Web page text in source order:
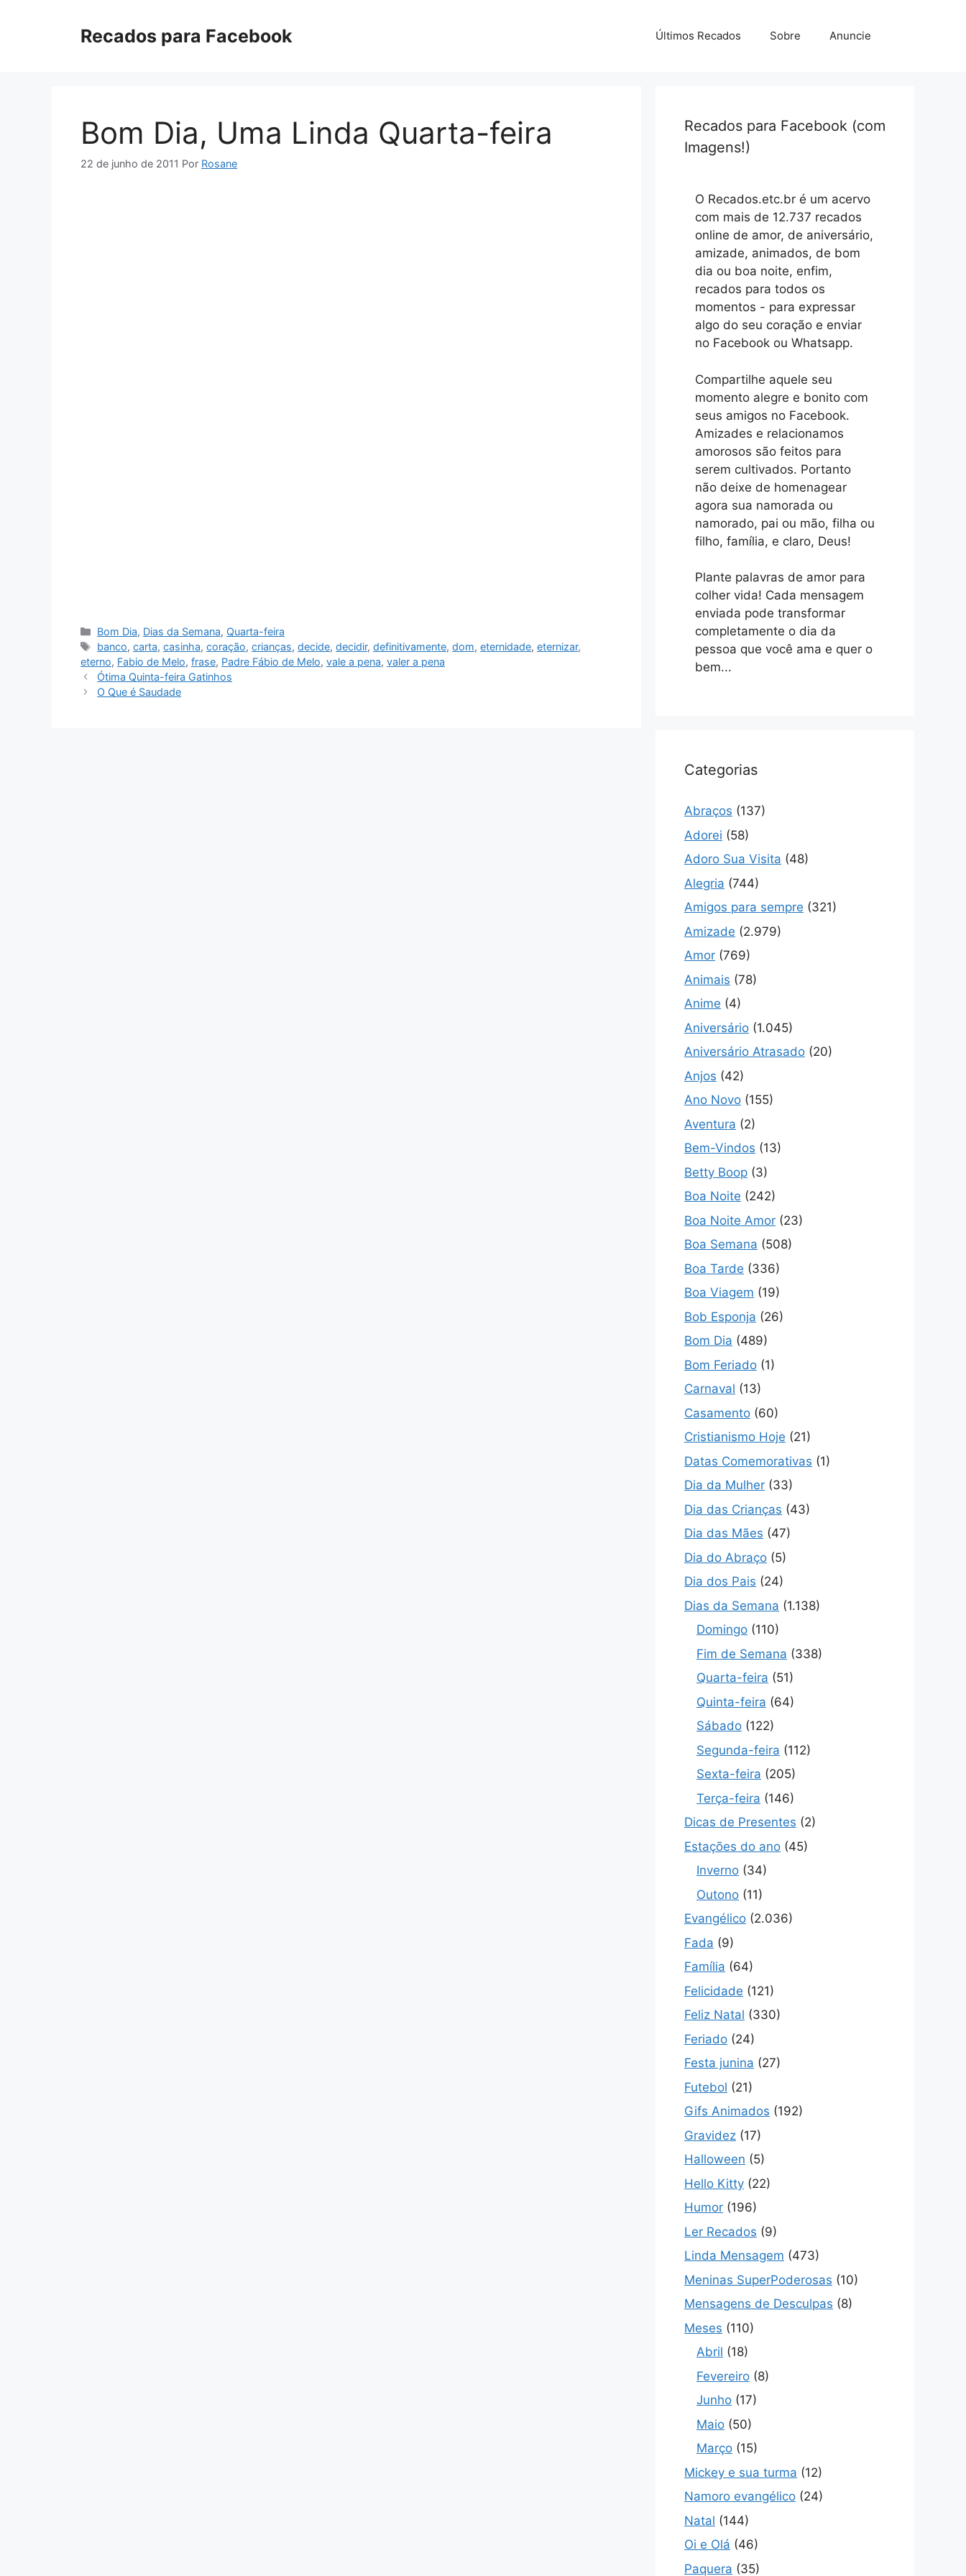
Recados para Facebook Últimos Recados Sobre Anuncie
Bom Dia, Uma Linda Quarta-feira
22 de junho de 2011 Por Rosane
Categorias
Bom Dia, Dias da Semana, Quarta-feira
Tags
banco,carta,casinha,coração,crianças,decide,decidir,definitivamente,dom,eternidade,eternizar,
eterno, Fabio de Melo, frase, Padre Fábio de Melo, vale a pena, valer a pena
Ótima Quinta-feira Gatinhos
O Que é Saudade
Recados para Facebook (com
Imagens!)
O Recados.etc.br é um acervo
com mais de 12.737 recados
online de amor, de aniversário,
amizade, animados, de bom
dia ou boa noite, enfim,
recados para todos os
momentos - para expressar
algo do seu coração e enviar
no Facebook ou Whatsapp.
Compartilhe aquele seu
momento alegre e bonito com
seus amigos no Facebook.
Amizades e relacionamos
amorosos são feitos para
serem cultivados. Portanto
não deixe de homenagear
agora sua namorada ou
namorado, pai ou mão, filha ou
filho, família, e claro, Deus!
Plante palavras de amor para
colher vida! Cada mensagem
enviada pode transformar
completamente o dia da
pessoa que você ama e quer o
bem...
Categorias
Abraços (137)
Adorei (58)
Adoro Sua Visita (48)
Alegria (744)
Amigos para sempre (321)
Amizade (2.979)
Amor (769)
Animais (78)
Anime (4)
Aniversário (1.045)
Aniversário Atrasado (20)
Anjos (42)
Ano Novo (155)
Aventura (2)
Bem-Vindos (13)
Betty Boop (3)
Boa Noite (242)
Boa Noite Amor (23)
Boa Semana (508)
Boa Tarde (336)
Boa Viagem (19)
Bob Esponja (26)
Bom Dia (489)
Bom Feriado (1)
Carnaval (13)
Casamento (60)
Cristianismo Hoje (21)
Datas Comemorativas (1)
Dia da Mulher (33)
Dia das Crianças (43)
Dia das Mães (47)
Dia do Abraço (5)
Dia dos Pais (24)
Dias da Semana (1.138)
Domingo (110)
Fim de Semana (338)
Quarta-feira (51)
Quinta-feira (64)
Sábado (122)
Segunda-feira (112)
Sexta-feira (205)
Terça-feira (146)
Dicas de Presentes (2)
Estações do ano (45)
Inverno (34)
Outono (11)
Evangélico (2.036)
Fada (9)
Família (64)
Felicidade (121)
Feliz Natal (330)
Feriado (24)
Festa junina (27)
Futebol (21)
Gifs Animados (192)
Gravidez (17)
Halloween (5)
Hello Kitty (22)
Humor (196)
Ler Recados (9)
Linda Mensagem (473)
Meninas SuperPoderosas (10)
Mensagens de Desculpas (8)
Meses (110)
Abril (18)
Fevereiro (8)
Junho (17)
Maio (50)
Março (15)
Mickey e sua turma (12)
Namoro evangélico (24)
Natal (144)
Oi e Olá (46)
Paquera (35)